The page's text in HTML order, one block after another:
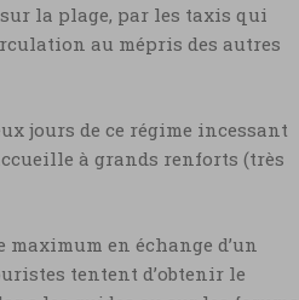
la plage, par les taxis qui
au mépris des autres
jours de ce régime incessant
à grands renforts (très
en échange d’un
tentent d’obtenir le